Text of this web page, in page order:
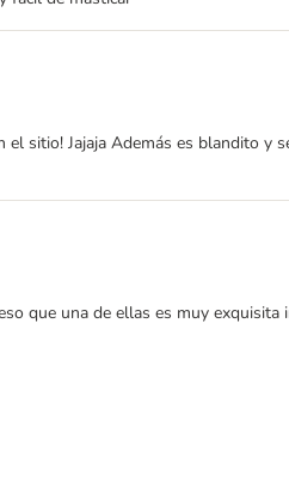
sitio! Jajaja Además es blandito
que una de ellas es muy